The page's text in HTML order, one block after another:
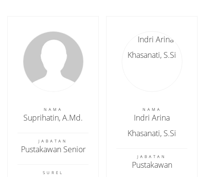
NAMA
Suprihatin, A.Md.
JABATAN
Pustakawan Senior
SUREL
NAMA
Indri Arina
Khasanati, S.Si
JABATAN
Pustakawan